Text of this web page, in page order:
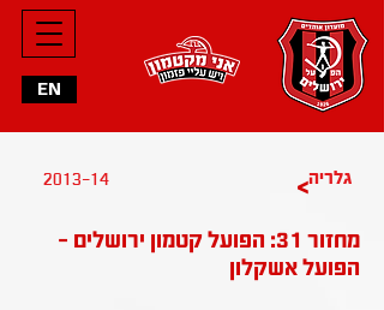
EN
2013-14 >גלריה
מחזור 31: הפועל קטמון ירושלים -
הפועל אשקלון